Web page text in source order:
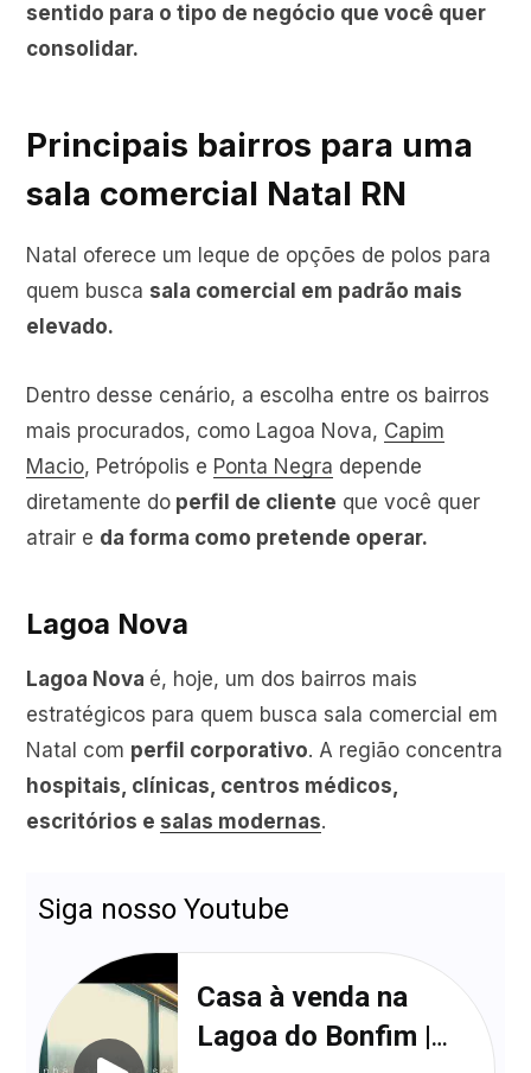
sentido para o tipo de negócio que você quer
consolidar.
Principais bairros para uma
sala comercial Natal RN
Natal oferece um leque de opções de polos para
quem busca sala comercial em padrão mais
elevado.
Dentro desse cenário, a escolha entre os bairros
mais procurados, como Lagoa Nova, Capim
Macio, Petrópolis e Ponta Negra depende
diretamente do perfil de cliente que você quer
atrair e da forma como pretende operar.
Lagoa Nova
Lagoa Nova é, hoje, um dos bairros mais
estratégicos para quem busca sala comercial em
Natal com perfil corporativo. A região concentra
hospitais, clínicas, centros médicos,
escritórios e salas modernas.